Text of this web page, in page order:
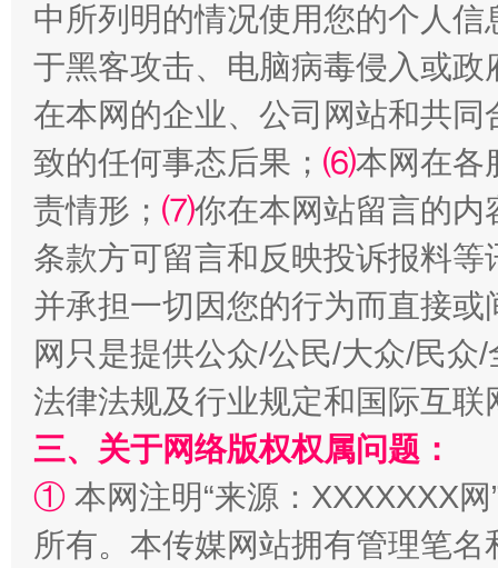
全民健身五年计划来了！等你上场
阿坝州三大球赛在茂县开幕
中所列明的情况使用您的个人
于黑客攻击、电脑病毒侵入或
在本网的企业、公司网站和共
致的任何事态后果； ⑹本网在各
责情形； ⑺你在本网站留言的内
条款方可留言和反映投诉报料
并承担一切因您的行为而直接
网只是提供公众/公民/大众/民
法律法规及行业规定和国际互
三、关于网络版权权属问题：
① 本网注明“来源：XXXXXXX
所有。本传媒网站拥有管理笔